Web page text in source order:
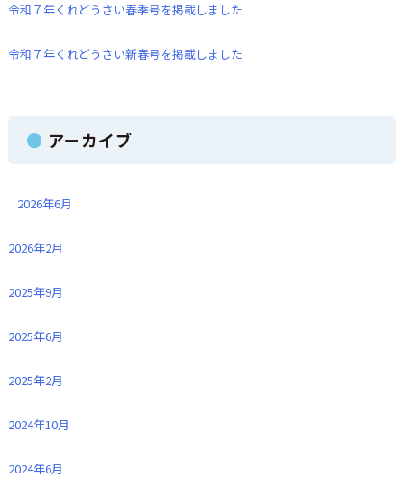
令和７年くれどうさい春季号を掲載しました
令和７年くれどうさい新春号を掲載しました
アーカイブ
2026年6月
2026年2月
2025年9月
2025年6月
2025年2月
2024年10月
2024年6月